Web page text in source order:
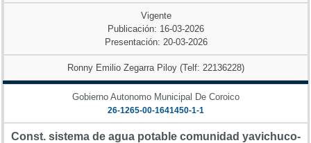
Vigente
Publicación: 16-03-2026
Presentación: 20-03-2026
Ronny Emilio Zegarra Piloy (Telf: 22136228)
Gobierno Autonomo Municipal De Coroico
26-1265-00-1641450-1-1
Const. sistema de agua potable comunidad yavichuco-